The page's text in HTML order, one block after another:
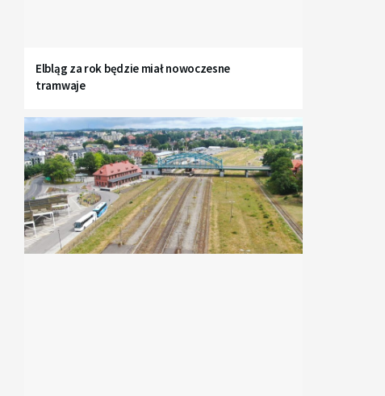
Elbląg za rok będzie miał nowoczesne
tramwaje